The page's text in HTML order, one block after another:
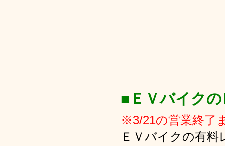
■ＥＶバイク
※3/21の営業終了
ＥＶバイクの有料